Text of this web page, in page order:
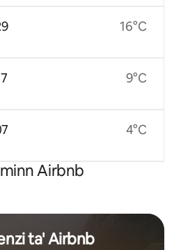
16°C
9°C
4°C
Airbnb
ta' Airbnb